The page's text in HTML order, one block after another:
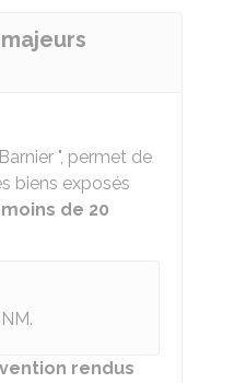
", permet de
biens exposés
de 20
rendus